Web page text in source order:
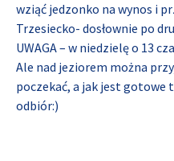
wziąć jedzonko na wynos i
Trzesiecko- dosłownie po
UWAGA – w niedzielę o 13
Ale nad jeziorem można
poczekać, a jak jest gotowe
odbiór:)